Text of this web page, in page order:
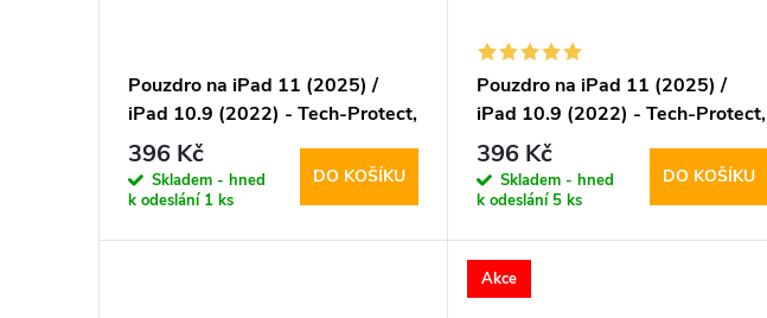
Pouzdro na iPad 11 (2025) /
iPad 10.9 (2022) - Tech-Protect,
SmartCase Gray
396 Kč
Skladem - hned
k odeslání 1 ks
DO KOŠÍKU
Pouzdro na iPad 11 (2025) /
iPad 10.9 (2022) - Tech-Protect,
SmartCase Sky Blue
396 Kč
Skladem - hned
k odeslání 5 ks
DO KOŠÍKU
Akce